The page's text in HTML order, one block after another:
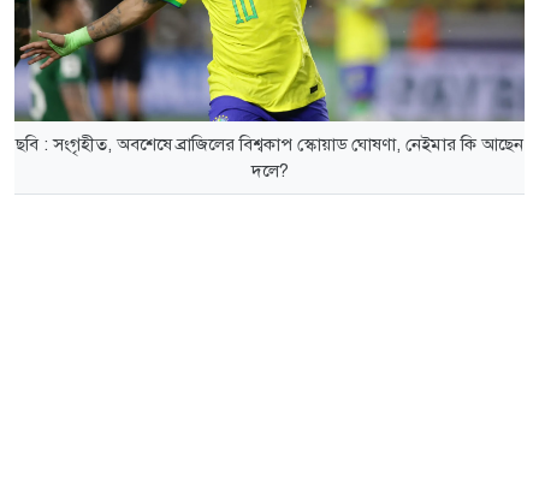
ছবি : সংগৃহীত, অবশেষে ব্রাজিলের বিশ্বকাপ স্কোয়াড ঘোষণা, নেইমার কি আছেন
দলে?